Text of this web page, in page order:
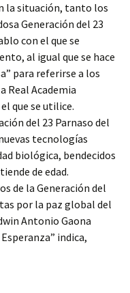
la situación, tanto los
Generación del 23
con el que se
al igual que se hace
para referirse a los
Real Academia
que se utilice.
del 23 Parnaso del
tecnologías
biológica, bendecidos
de edad.
de la Generación del
por la paz global del
Antonio Gaona
indica,